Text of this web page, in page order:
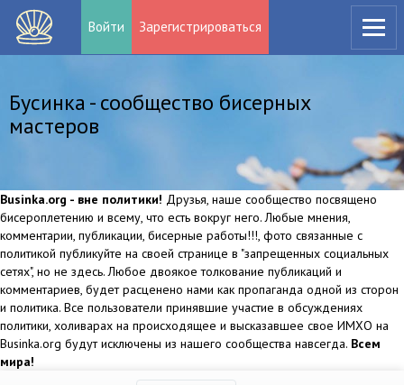
Войти Зарегистрироваться
Бусинка - сообщество бисерных
мастеров
Businka.org - вне политики! Друзья, наше сообщество посвящено
бисероплетению и всему, что есть вокруг него. Любые мнения,
комментарии, публикации, бисерные работы!!!, фото связанные с
политикой публикуйте на своей странице в "запрещенных социальных
сетях", но не здесь. Любое двоякое толкование публикаций и
комментариев, будет расценено нами как пропаганда одной из сторон
и политика. Все пользователи принявшие участие в обсуждениях
политики, холиварах на происходящее и высказавшее свое ИМХО на
Businka.org будут исключены из нашего сообщества навсегда. Всем
мира!